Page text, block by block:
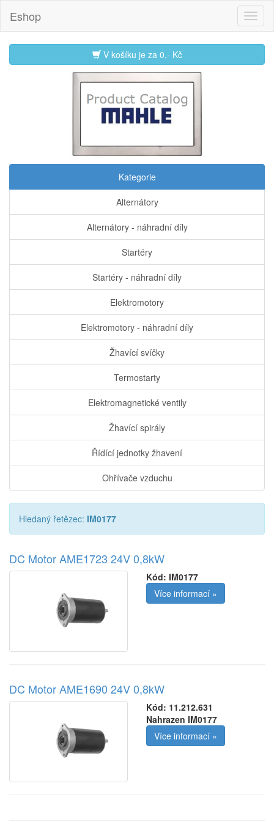
Eshop
V košíku je za 0,- Kč
Kategorie
Alternátory
Alternátory - náhradní díly
Startéry
Startéry - náhradní díly
Elektromotory
Elektromotory - náhradní díly
Žhavící svíčky
Termostarty
Elektromagnetické ventily
Žhavící spirály
Řídící jednotky žhavení
Ohřívače vzduchu
Hledaný řetězec: IM0177
DC Motor AME1723 24V 0,8kW
Kód: IM0177
Více informací »
DC Motor AME1690 24V 0,8kW
Kód: 11.212.631
Nahrazen IM0177
Více informací »